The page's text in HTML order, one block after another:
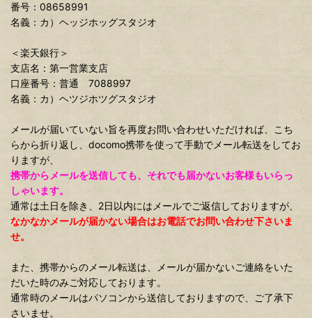
番号：08658991
名義：カ）ヘッジホッグスタジオ
＜楽天銀行＞
支店名：第一営業支店
口座番号：普通 7088997
名義：カ）ヘツジホツグスタジオ
メールが届いていない旨を再度お問い合わせいただければ、こち
らから折り返し、docomo携帯を使って手動でメール転送をしてお
りますが、
携帯からメールを送信しても、それでも届かないお客様もいらっ
しゃいます。
通常は土日を除き、2日以内にはメールでご返信しておりますが、
なかなかメールが届かない場合はお電話でお問い合わせ下さいま
せ。
また、携帯からのメール転送は、メールが届かないご連絡をいた
だいた時のみご対応しております。
通常時のメールはパソコンから送信しておりますので、ご了承下
さいませ。